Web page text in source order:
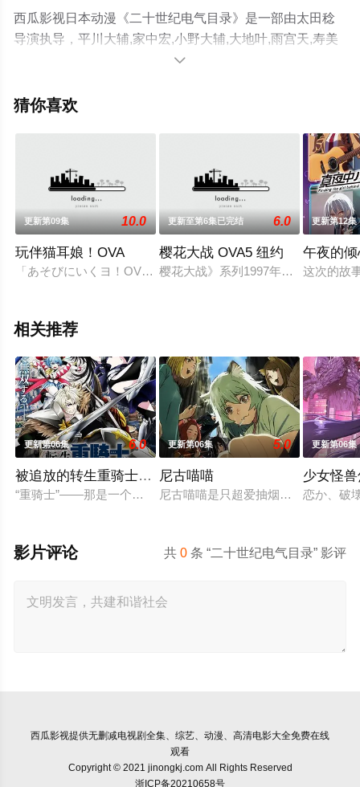
西瓜影视日本动漫《二十世纪电气目录》是一部由太田稔
导演执导，平川大辅,家中宏,小野大辅,大地叶,雨宫天,寿美
菜子,内山昂辉,内田雄马,武内骏辅,远藤大智,高垣彩阳,川井
机免费观看高清未删减完整版动漫全集就上西瓜影院，更

猜你喜欢
更新第09集 10.0
玩伴猫耳娘！OVA
「あそびにいくヨ！OVA」３月発売予定１話分の収録になる
更新至第6集已完结 6.0
樱花大战 OVA5 纽约
樱花大战》系列1997年推出的第五
更新第12集
午夜的
这次的故
相关推荐
更新第06集 6.0
被追放的转生重骑士用游戏知识开无双
“重骑士”——那是一个以防御为主，吸引敌人攻击以保护队友的
更新第06集 5.0
尼古喵喵
尼古喵喵是只超爱抽烟的废物兽人！
更新第06集
少女怪
恋か、破
共0 条 “二十世纪电气目录” 影评
影片评论
西瓜影视提供无删减电视剧全集、综艺、动漫、高清电影大全免费在线
观看
Copyright © 2021 jinongkj.com All Rights Reserved
浙ICP备20210658号